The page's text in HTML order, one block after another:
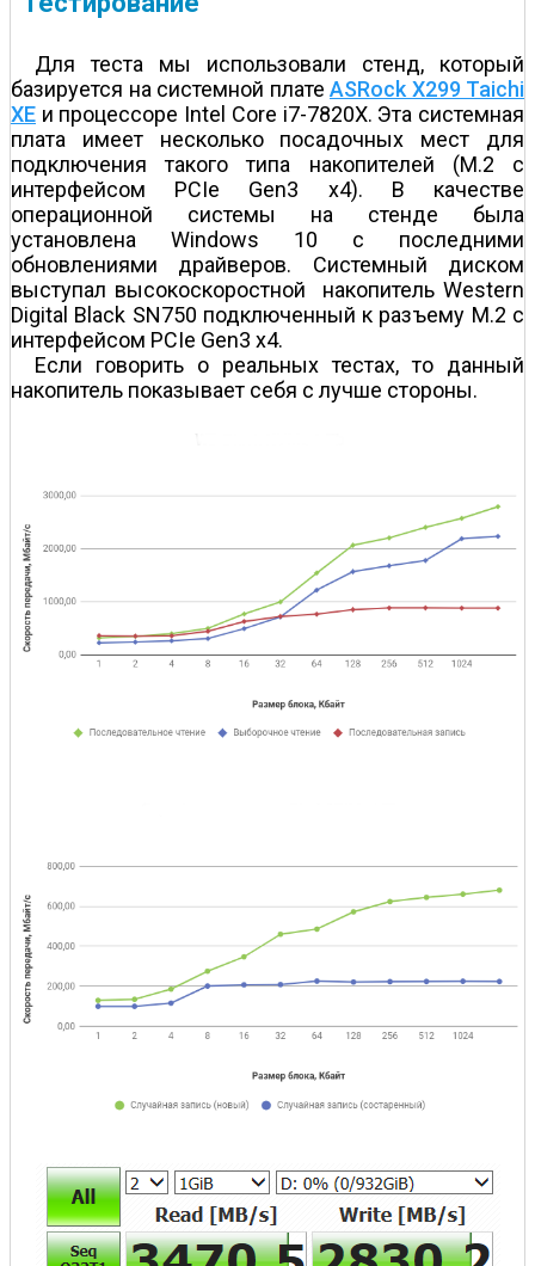
Для теста мы использовали стенд, который
базируется на системной плате ASRock X299 Taichi
XE и процессоре Intel Core i7-7820X. Эта системная
плата имеет несколько посадочных мест для
подключения такого типа накопителей (M.2 с
интерфейсом PCIe Gen3 x4). В качестве
операционной системы на стенде была
установлена Windows 10 c последними
обновлениями драйверов. Системный диском
выступал высокоскоростной накопитель Western
Digital Black SN750 подключенный к разъему M.2 с
интерфейсом PCIe Gen3 x4.
Если говорить о реальных тестах, то данный
накопитель показывает себя с лучше стороны.